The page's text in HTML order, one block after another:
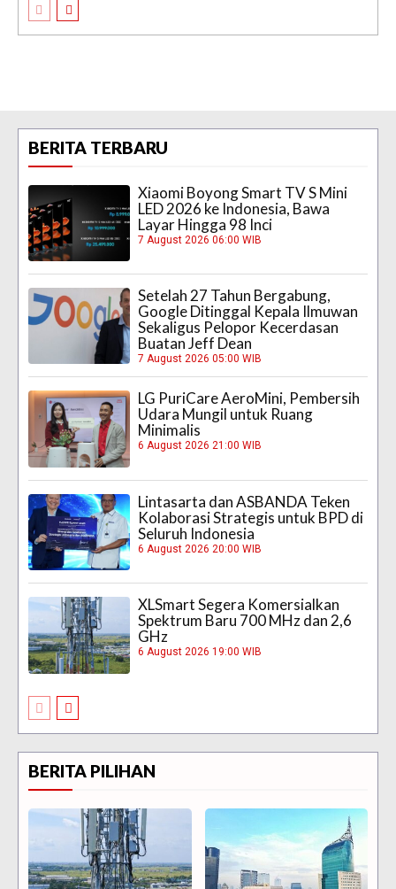
BERITA TERBARU
Xiaomi Boyong Smart TV S Mini
LED 2026 ke Indonesia, Bawa
Layar Hingga 98 Inci
7 August 2026 06:00 WIB
Setelah 27 Tahun Bergabung,
Google Ditinggal Kepala Ilmuwan
Sekaligus Pelopor Kecerdasan
Buatan Jeff Dean
7 August 2026 05:00 WIB
LG PuriCare AeroMini, Pembersih
Udara Mungil untuk Ruang
Minimalis
6 August 2026 21:00 WIB
Lintasarta dan ASBANDA Teken
Kolaborasi Strategis untuk BPD di
Seluruh Indonesia
6 August 2026 20:00 WIB
XLSmart Segera Komersialkan
Spektrum Baru 700 MHz dan 2,6
GHz
6 August 2026 19:00 WIB
BERITA PILIHAN